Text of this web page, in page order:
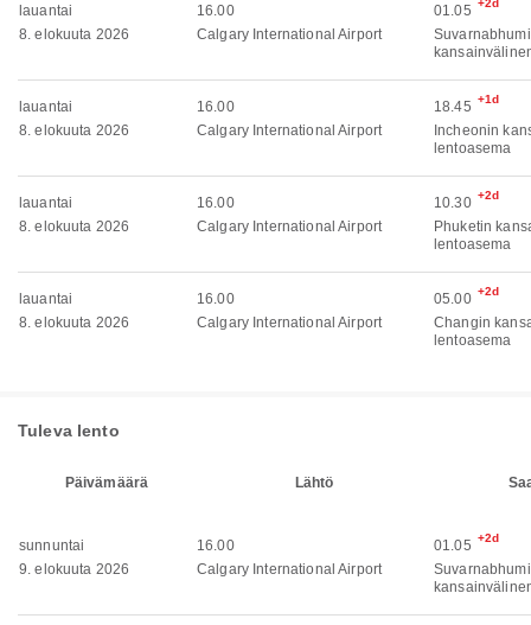
lauantai
8. elokuuta 2026
16.00
Calgary International Airport
01.05 +2d
lauantai
8. elokuuta 2026
16.00
Calgary International Airport
18.45 +1d
Incheonin
lentoasema
lauantai
8. elokuuta 2026
16.00
Calgary International Airport
10.30 +2d
Phuketin
lentoasema
lauantai
8. elokuuta 2026
16.00
Calgary International Airport
05.00 +2d
Changin
lentoasema
Tuleva lento
Päivämäärä Lähtö
sunnuntai
9. elokuuta 2026
16.00
Calgary International Airport
01.05 +2d